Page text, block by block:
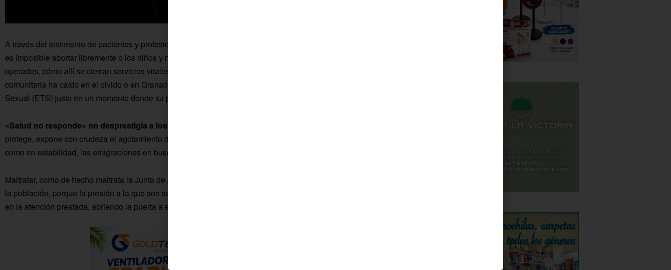
A través del testimonio de pacientes y profesionales, el espectador conoce de primera mano cómo en Jaén
es imposible abortar libremente o los niños y niñas de Huelva han de ser trasladados hasta Sevilla para ser
operados, cómo allí se cierran servicios vitales como el de cirugía vascular o torácica, cómo la salud mental
comunitaria ha caído en el olvido o en Granada se cierra un centro de Enfermedades de Transmisión
Sexual (ETS) justo en un momento donde su prevalencia entre jóvenes se ha disparado.
«Salud no responde» no desprestigia a los profesionales del SAS
protege, expone con crudeza el agotamiento del personal sanitario, su precariedad laboral tanto en salario
como en estabilidad, las emigraciones en busca de Administraciones Públicas que los valoren…
Maltratar, como de hecho maltrata la Junta de Andalucía a estos profesionales, es maltratar al conjunto de
la población, porque la presión a la que son sometidos por insuficiencia de medios repercute directamente
en la atención prestada, abriendo la puerta a errores médicos por fatiga y estrés.